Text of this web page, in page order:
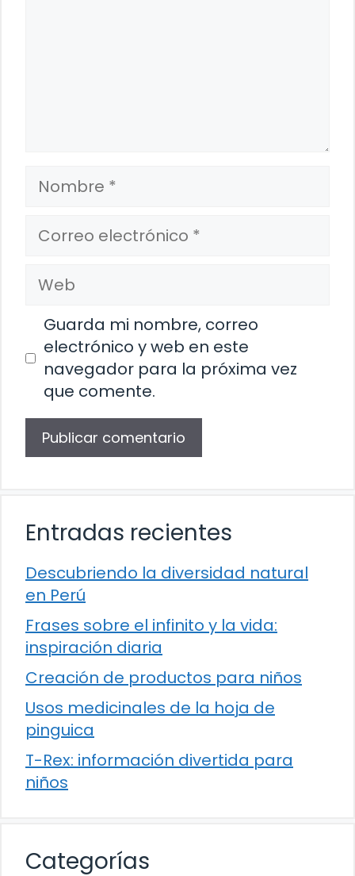
Nombre
Correo
electrónico
Web
Guarda mi nombre, correo
electrónico y web en este
navegador para la próxima vez
que comente.
Entradas recientes
Descubriendo la diversidad natural
en Perú
Frases sobre el infinito y la vida:
inspiración diaria
Creación de productos para niños
Usos medicinales de la hoja de
pinguica
T-Rex: información divertida para
niños
Categorías